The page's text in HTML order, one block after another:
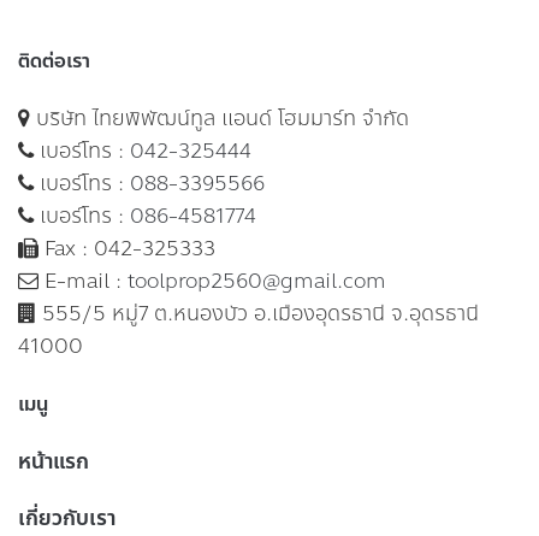
ติดต่อเรา
บริษัท ไทยพิพัฒน์ทูล แอนด์ โฮมมาร์ท จำกัด
เบอร์โทร : 042-325444
เบอร์โทร : 088-3395566
เบอร์โทร : 086-4581774
Fax : 042-325333
E-mail : toolprop2560@gmail.com
555/5 หมู่7 ต.หนองบัว อ.เมืองอุดรธานี จ.อุดรธานี
41000
เมนู
หน้าแรก
เกี่ยวกับเรา